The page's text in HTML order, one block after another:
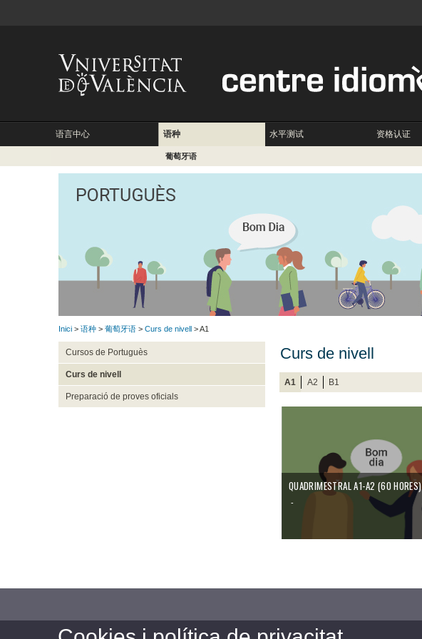
语言中心 语种 水平测试 资格认证
葡萄牙语
Inici > 语种 > 葡萄牙语 > Curs de nivell > A1
Cursos de Portuguès
Curs de nivell
Preparació de proves oficials
Curs de nivell
A1 A2 B1
QUADRIMESTRAL A1-A2 (60 HORES)
-